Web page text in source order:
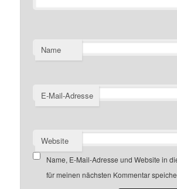
Name
E-Mail-Adresse
Website
Name, E-Mail-Adresse und Website in
für meinen nächsten Kommentar